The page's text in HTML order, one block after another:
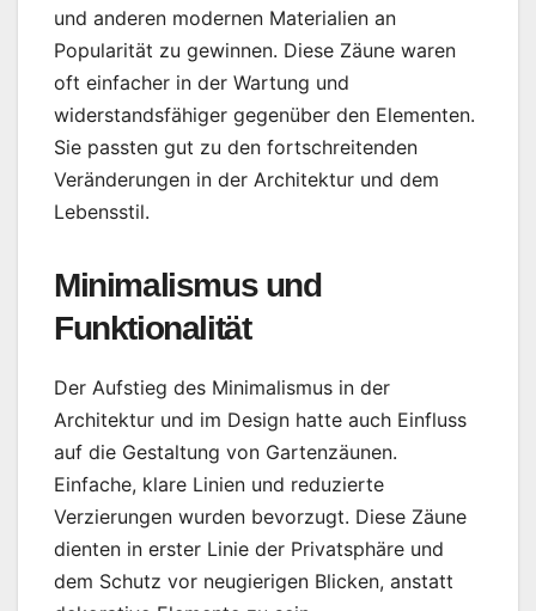
und anderen modernen Materialien an
Popularität zu gewinnen. Diese Zäune waren
oft einfacher in der Wartung und
widerstandsfähiger gegenüber den Elementen.
Sie passten gut zu den fortschreitenden
Veränderungen in der Architektur und dem
Lebensstil.
Minimalismus und
Funktionalität
Der Aufstieg des Minimalismus in der
Architektur und im Design hatte auch Einfluss
auf die Gestaltung von Gartenzäunen.
Einfache, klare Linien und reduzierte
Verzierungen wurden bevorzugt. Diese Zäune
dienten in erster Linie der Privatsphäre und
dem Schutz vor neugierigen Blicken, anstatt